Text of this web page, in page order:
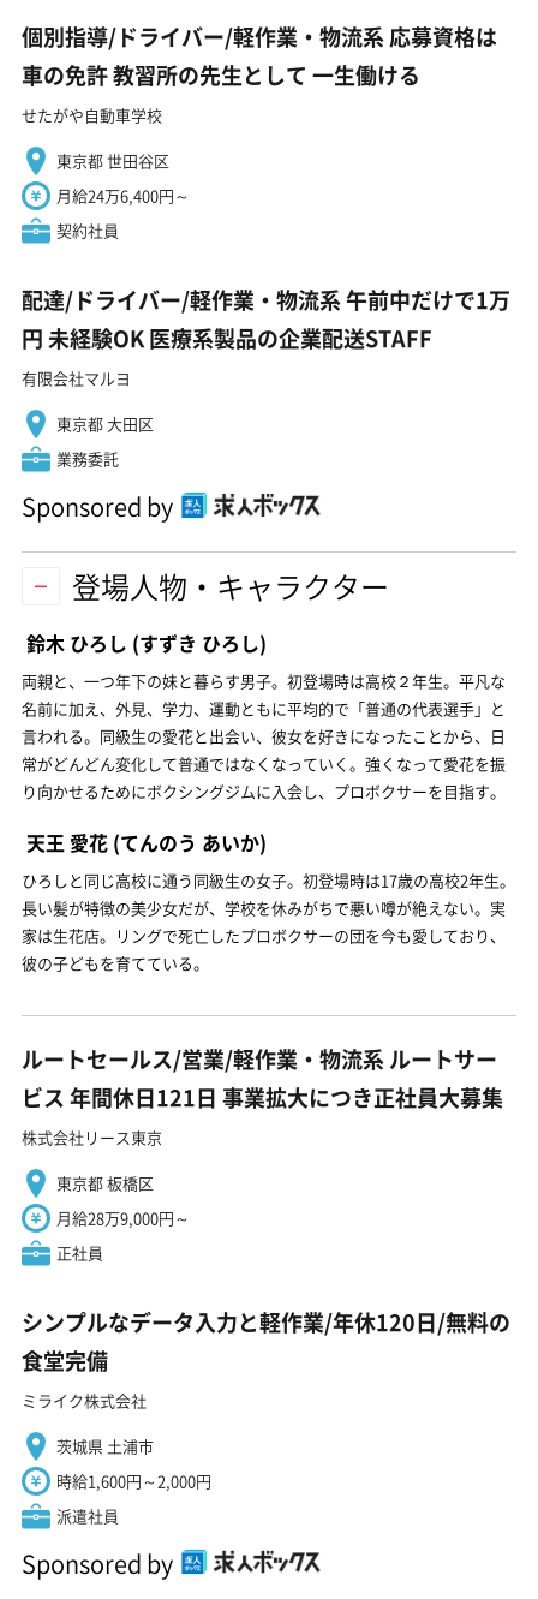
個別指導/ドライバー/軽作業・物流系 応募資格は
車の免許 教習所の先生として 一生働ける
せたがや自動車学校
東京都 世田谷区
月給24万6,400円～
契約社員
配達/ドライバー/軽作業・物流系 午前中だけで1万
円 未経験OK 医療系製品の企業配送STAFF
有限会社マルヨ
東京都 大田区
業務委託
Sponsored by
登場人物・キャラクター
鈴木 ひろし (すずき ひろし)
両親と、一つ年下の妹と暮らす男子。初登場時は高校２年生。平凡な
名前に加え、外見、学力、運動ともに平均的で「普通の代表選手」と
言われる。同級生の愛花と出会い、彼女を好きになったことから、日
常がどんどん変化して普通ではなくなっていく。強くなって愛花を振
り向かせるためにボクシングジムに入会し、プロボクサーを目指す。
天王 愛花 (てんのう あいか)
ひろしと同じ高校に通う同級生の女子。初登場時は17歳の高校2年生。
長い髪が特徴の美少女だが、学校を休みがちで悪い噂が絶えない。実
家は生花店。リングで死亡したプロボクサーの団を今も愛しており、
彼の子どもを育てている。
ルートセールス/営業/軽作業・物流系 ルートサー
ビス 年間休日121日 事業拡大につき正社員大募集
株式会社リース東京
東京都 板橋区
月給28万9,000円～
正社員
シンプルなデータ入力と軽作業/年休120日/無料の
食堂完備
ミライク株式会社
茨城県 土浦市
時給1,600円～2,000円
派遣社員
Sponsored by